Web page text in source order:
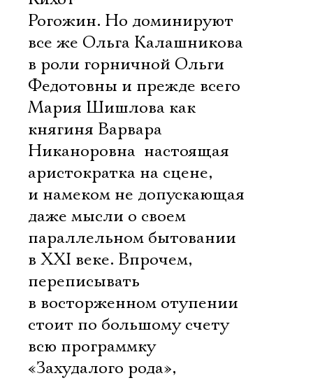
Рогожин. Но доминируют
все же Ольга Калашникова
в роли горничной Ольги
Федотовны и прежде всего
Мария Шишлова как
княгиня Варвара
Никаноровна  настоящая
аристократка на сцене,
и намеком не допускающая
даже мысли о своем
параллельном бытовании
в XXI веке. Впрочем,
переписывать
в восторженном отупении
стоит по большому счету
всю программку
«Захудалого рода»,
Электропочта
Имя
Ознакомиться